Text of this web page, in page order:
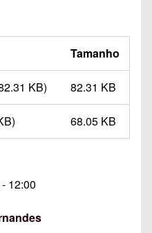
Tamanho
KB) 82.31 KB
68.05 KB
12:00